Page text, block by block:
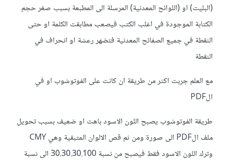
(البليت) او (اللوائح المعدنية) المرسلة الى المطبعة بسبب صغر حجم
الكتابة الموجودة في اغلب الكتب فيصعب مطابقت الكلمة او حتى
النقطة في جميع الصفائح المعدنية فتضهر رعشة او انحراف في
النقطة
مع العلم جربت اكثر من طريقة ان كانت على الفوتوشوب او في
الPDF
طريقة الفوتوشوب يصبح اللون الاسود باهت او ضعيف بسبب تحويل
ملف الPDF الى صورة ومن ثم قص الالوان المتبقية وهي CMY
وترك اللون الاسود فقط فيصبح من نسبة 30.30.30.100 الى نسبة